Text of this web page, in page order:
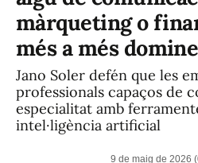
màrqueting o
més a més
Jano Soler defén que les
professionals capaços de
especialitat amb
intel·ligència artificial
9 de maig de 2026